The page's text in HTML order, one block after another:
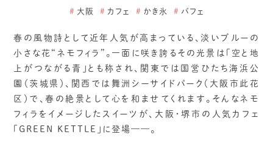
# 大阪 # カフェ # かき氷 # パフェ
春の風物詩として近年人気が高まっている、淡いブルーの
小さな花“ネモフィラ”。一面に咲き誇るその光景は「空と地
上がつながる青」とも称され、関東では国営ひたち海浜公
園（茨城県）、関西では舞洲シーサイドパーク（大阪市此花
区）で、春の絶景として心を和ませてくれます。そんなネモ
フィラをイメージしたスイーツが、大阪・堺市の人気カフェ
「GREEN KETTLE」に登場——。